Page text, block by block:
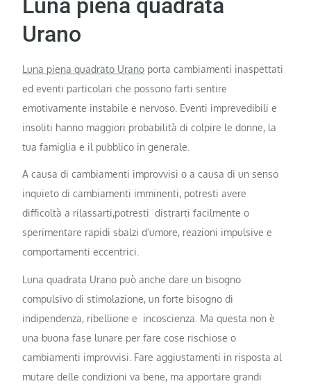
Luna piena quadrata
Urano
Luna piena quadrato Urano porta cambiamenti inaspettati
ed eventi particolari che possono farti sentire
emotivamente instabile e nervoso. Eventi imprevedibili e
insoliti hanno maggiori probabilità di colpire le donne, la
tua famiglia e il pubblico in generale.
A causa di cambiamenti improvvisi o a causa di un senso
inquieto di cambiamenti imminenti, potresti avere
difficoltà a rilassarti,potresti distrarti facilmente o
sperimentare rapidi sbalzi d’umore, reazioni impulsive e
comportamenti eccentrici.
Luna quadrata Urano può anche dare un bisogno
compulsivo di stimolazione, un forte bisogno di
indipendenza, ribellione e incoscienza. Ma questa non è
una buona fase lunare per fare cose rischiose o
cambiamenti improvvisi. Fare aggiustamenti in risposta al
mutare delle condizioni va bene, ma apportare grandi